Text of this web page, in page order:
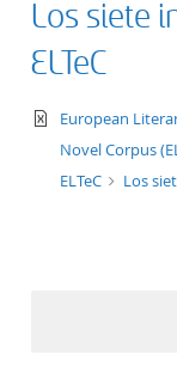
Los siete
ELTeC
text/xml
European
Novel Corpus
ELTeC
Los